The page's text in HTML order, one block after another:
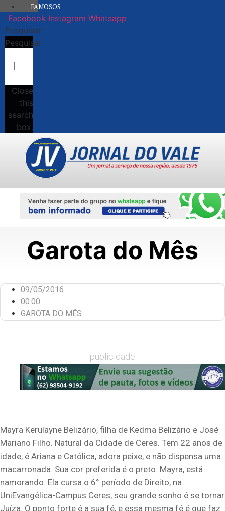
FAMOSOS
Facebook Instagram Whatsapp
Pesquisar
Pesquisar
Close
this
search
box.
Garota do Mês
09/05/2016
00:00
GAROTA DO MÊS
publicidade
Mayra Kerulayne Belizário, filha de Kedma Belizário e José
Mariano Filho. Natural da Cidade de Ceres. Tem 22 anos de
idade, é Ariana e Católica, adora peixe, e não dispensa uma
macarronada. Sua cor preferida é o preto. Mayra, está
namorando. Ela cursa o 6° período de Direito, na
UniEvangélica-Campus Ceres, seu grande sonho é se tornar
Juíza. O ponto forte é a sua fé, e essa mesma fé é que faz